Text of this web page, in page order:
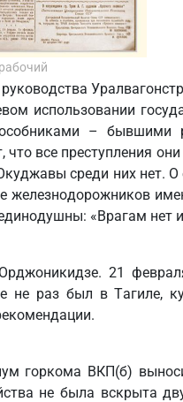
использовании
– бывшими
что все преступления
среди них нет. О
железнодорожников
«Врагам
21
не раз был в Тагиле,
горкома ВКП(б)
не была вскрыта